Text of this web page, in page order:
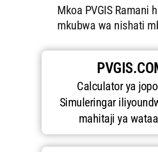
Mkoa PVGIS Ramani
mkubwa wa nishati
Calculator ya
Simuleringar
mahitaji ya